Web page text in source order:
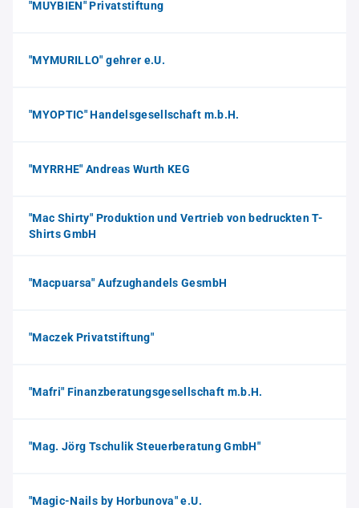
"MUYBIEN" Privatstiftung
"MYMURILLO" gehrer e.U.
"MYOPTIC" Handelsgesellschaft m.b.H.
"MYRRHE" Andreas Wurth KEG
"Mac Shirty" Produktion und Vertrieb von bedruckten T-
Shirts GmbH
"Macpuarsa" Aufzughandels GesmbH
"Maczek Privatstiftung"
"Mafri" Finanzberatungsgesellschaft m.b.H.
"Mag. Jörg Tschulik Steuerberatung GmbH"
"Magic-Nails by Horbunova" e.U.